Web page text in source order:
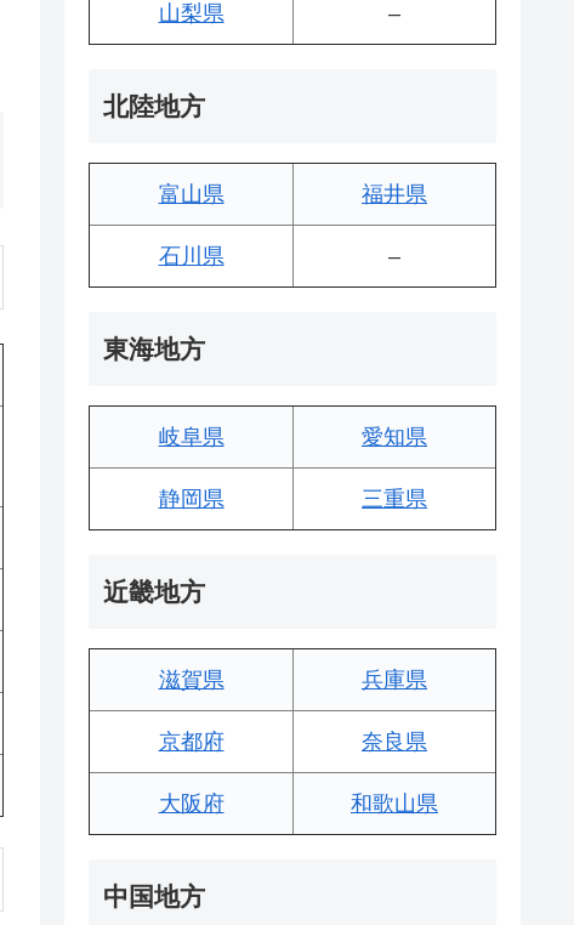
山梨県 –
北陸地方
富山県 福井県
石川県 –
東海地方
岐阜県 愛知県
静岡県 三重県
近畿地方
滋賀県 兵庫県
京都府 奈良県
大阪府 和歌山県
中国地方